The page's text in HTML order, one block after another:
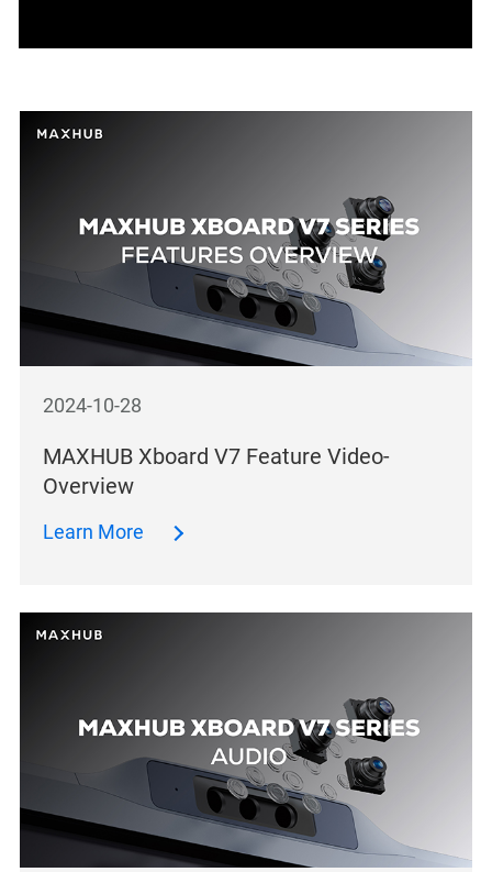
2024-10-28
MAXHUB Xboard V7 Feature Video-
Overview
Learn More